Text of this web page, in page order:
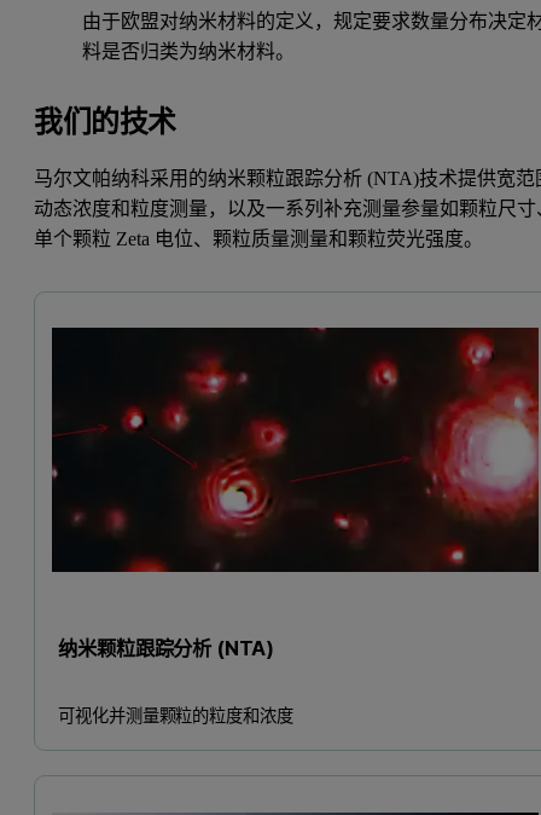
由于欧盟对纳米材料的定义，规定要求数量分布决定
料是否归类为纳米材料。
我们的技术
马尔文帕纳科采用的纳米颗粒跟踪分析 (NTA)技术提供宽范
动态浓度和粒度测量，以及一系列补充测量参量如颗粒尺寸
单个颗粒 Zeta 电位、颗粒质量测量和颗粒荧光强度。
纳米颗粒跟踪分析 (NTA)
可视化并测量颗粒的粒度和浓度